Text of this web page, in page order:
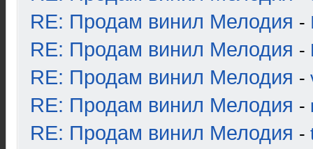
RE: Продам винил Мелодия -
RE: Продам винил Мелодия -
RE: Продам винил Мелодия -
RE: Продам винил Мелодия -
RE: Продам винил Мелодия -